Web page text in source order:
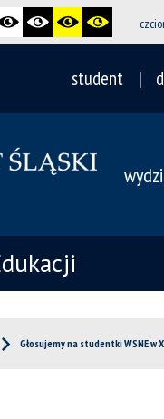
student
Głosujemy na studentki WSNE w